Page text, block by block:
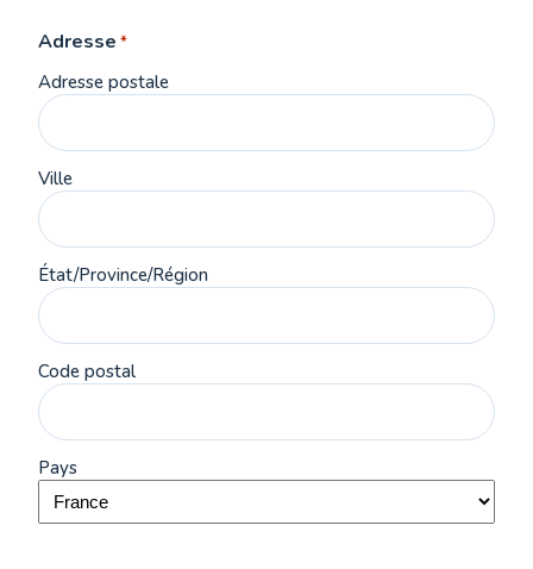
Adresse *
Adresse postale
Ville
État/Province/Région
Code postal
Pays